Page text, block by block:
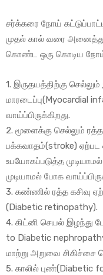
சர்க்கரை நோய்
முதல் கால் வரை அனைத்து
கொண்ட ஒரு கொடிய
1. இருதயத்திற்கு
மாரடைப்பு(Myocardial
வாய்ப்பிருக்கிறது.
2. மூளைக்கு செல்லும்
பக்கவாதம்(stroke)
உபயோகப்படுத்த
முடியாமல் போக
3. கண்ணில் ரத்த கசிவு
(Diabetic retinopathy).
4. கிட்னி செயல் இழந்து
to Diabetic
மாற்று அறுவை சிகிச்சை
5. காலில் புண்(Diabetic